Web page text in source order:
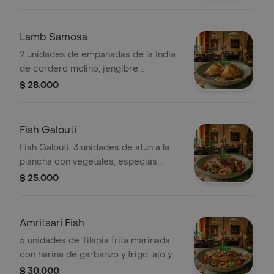
Lamb Samosa
2 unidades de empanadas de la India
de cordero molino, jengibre,
especias y frutos secos. (Contiene
$ 28.000
Fish Galouti
Fish Galouti. 3 unidades de atún a la
plancha con vegetales, especias,
almendras fileteadas y menta.
$ 25.000
Amritsari Fish
5 unidades de Tilapia frita marinada
con harina de garbanzo y trigo, ajo y
jengibre. (Contiene comida de mar)
$ 30.000